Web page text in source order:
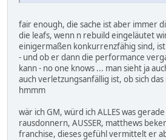
fair enough, die sache ist aber immer
die leafs, wenn n rebuild eingeläutet
einigermaßen konkurrenzfähig sind,
- und ob er dann die performance
kann - no one knows ... man sieht ja
auch verletzungsanfällig ist, ob sich
hmmm
wär ich GM, würd ich ALLES was
rausdonnern, AUSSER, matthews
franchise, dieses gefühl vermittelt er